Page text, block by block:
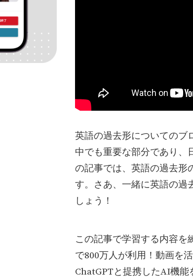
英語の過去形についてのブ
中でも重要な部分であり、
の記事では、英語の過去形
す。さあ、一緒に英語の過
しょう！
この記事で学習する内容を
で800万人が利用！動画を
ChatGPTと提携したAI機能